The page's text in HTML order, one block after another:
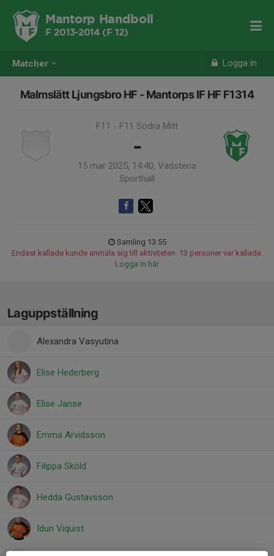
Matcher Logga in
Mantorp Handboll
F 2013-2014 (F 12)
Malmslätt Ljungsbro HF - Mantorps IF HF F1314
F11 - F11 Södra Mitt
-
15 mar 2025, 14:40, Vadstena
Sporthall
Samling 13:55
Endast kallade kunde anmäla sig till aktiviteten. 13 personer var kallade.
Logga in här
Laguppställning
Alexandra Vasyutina
Elise Hederberg
Elise Janse
Emma Arvidsson
Filippa Sköld
Hedda Gustavsson
Idun Viquist